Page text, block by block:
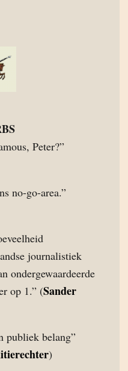
Peter?”
no-go-area.”
journalistiek
ondergewaardeerde
op 1.” (Sander
publiek belang”
)